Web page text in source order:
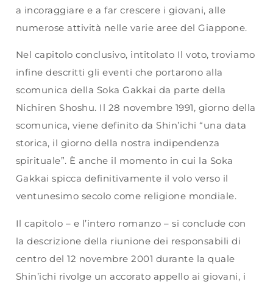
a incoraggiare e a far crescere i giovani, alle
numerose attività nelle varie aree del Giappone.
Nel capitolo conclusivo, intitolato Il voto, troviamo
infine descritti gli eventi che portarono alla
scomunica della Soka Gakkai da parte della
Nichiren Shoshu. Il 28 novembre 1991, giorno della
scomunica, viene definito da Shin’ichi “una data
storica, il giorno della nostra indipendenza
spirituale”. È anche il momento in cui la Soka
Gakkai spicca definitivamente il volo verso il
ventunesimo secolo come religione mondiale.
Il capitolo – e l’intero romanzo – si conclude con
la descrizione della riunione dei responsabili di
centro del 12 novembre 2001 durante la quale
Shin’ichi rivolge un accorato appello ai giovani, i